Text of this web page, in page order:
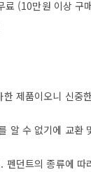
료 (10만원 이상 구
제품이오니 신중
알 수 없기에 교환
펜던트의 종류에 따